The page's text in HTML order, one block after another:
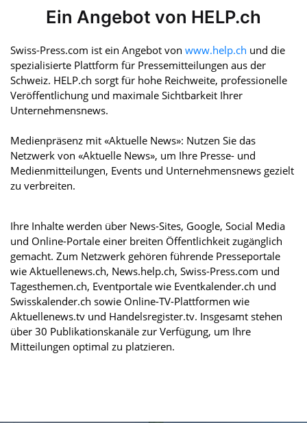
Ein Angebot von HELP.ch
Swiss-Press.com ist ein Angebot von www.help.ch und die
spezialisierte Plattform für Pressemitteilungen aus der
Schweiz. HELP.ch sorgt für hohe Reichweite, professionelle
Veröffentlichung und maximale Sichtbarkeit Ihrer
Unternehmensnews.
Medienpräsenz mit «Aktuelle News»: Nutzen Sie das
Netzwerk von «Aktuelle News», um Ihre Presse- und
Medienmitteilungen, Events und Unternehmensnews gezielt
zu verbreiten.
Ihre Inhalte werden über News-Sites, Google, Social Media
und Online-Portale einer breiten Öffentlichkeit zugänglich
gemacht. Zum Netzwerk gehören führende Presseportale
wie Aktuellenews.ch, News.help.ch, Swiss-Press.com und
Tagesthemen.ch, Eventportale wie Eventkalender.ch und
Swisskalender.ch sowie Online-TV-Plattformen wie
Aktuellenews.tv und Handelsregister.tv. Insgesamt stehen
über 30 Publikationskanäle zur Verfügung, um Ihre
Mitteilungen optimal zu platzieren.